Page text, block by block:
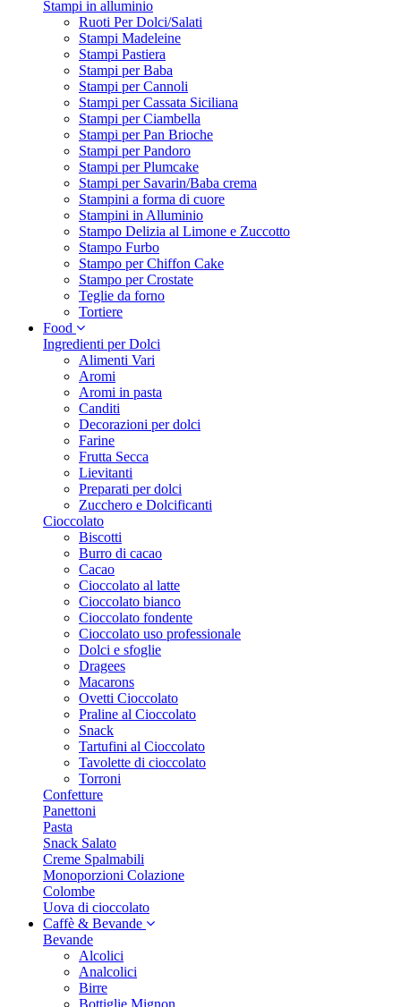
Stampi in alluminio
Ruoti Per Dolci/Salati
Stampi Madeleine
Stampi Pastiera
Stampi per Baba
Stampi per Cannoli
Stampi per Cassata Siciliana
Stampi per Ciambella
Stampi per Pan Brioche
Stampi per Pandoro
Stampi per Plumcake
Stampi per Savarin/Baba crema
Stampini a forma di cuore
Stampini in Alluminio
Stampo Delizia al Limone e Zuccotto
Stampo Furbo
Stampo per Chiffon Cake
Stampo per Crostate
Teglie da forno
Tortiere
Food
Ingredienti per Dolci
Alimenti Vari
Aromi
Aromi in pasta
Canditi
Decorazioni per dolci
Farine
Frutta Secca
Lievitanti
Preparati per dolci
Zucchero e Dolcificanti
Cioccolato
Biscotti
Burro di cacao
Cacao
Cioccolato al latte
Cioccolato bianco
Cioccolato fondente
Cioccolato uso professionale
Dolci e sfoglie
Dragees
Macarons
Ovetti Cioccolato
Praline al Cioccolato
Snack
Tartufini al Cioccolato
Tavolette di cioccolato
Torroni
Confetture
Panettoni
Pasta
Snack Salato
Creme Spalmabili
Monoporzioni Colazione
Colombe
Uova di cioccolato
Caffè & Bevande
Bevande
Alcolici
Analcolici
Birre
Bottiglie Mignon